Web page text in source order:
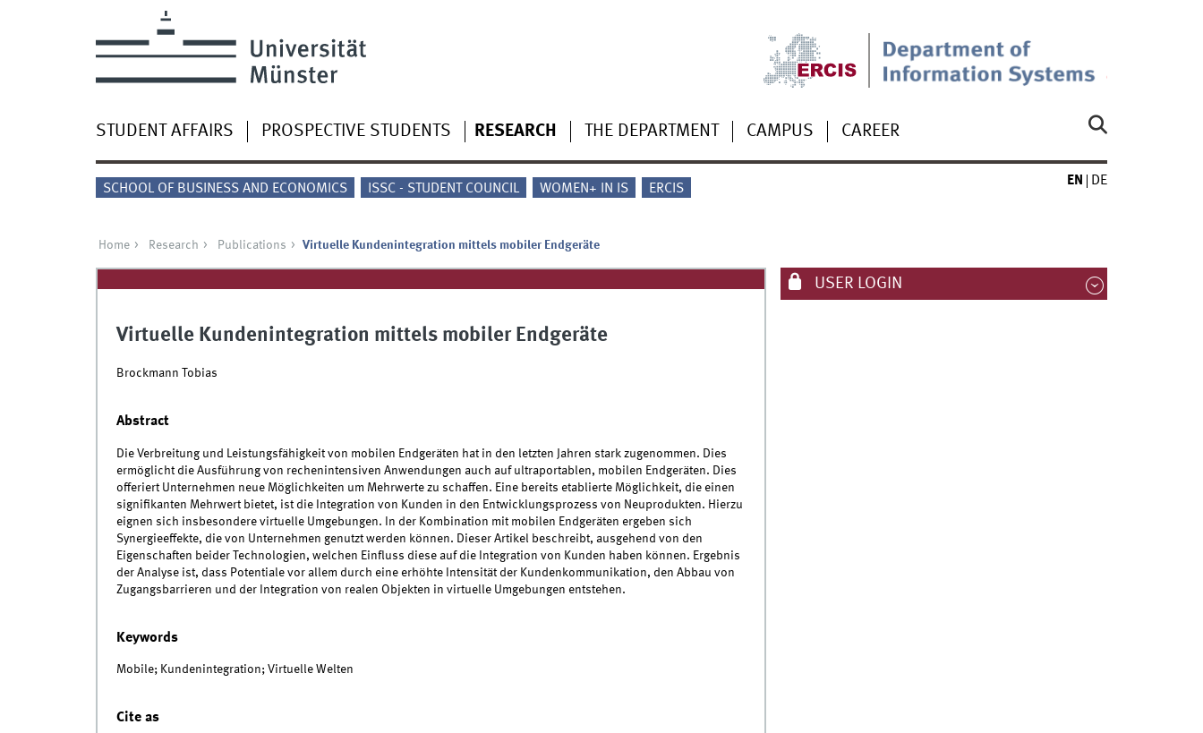
STUDENT AFFAIRS PROSPECTIVE STUDENTS RESEARCH THE DEPARTMENT CAMPUS CAREER
SCHOOL OF BUSINESS AND ECONOMICS ISSC - STUDENT COUNCIL WOMEN+ IN IS ERCIS
EN DE
Home Research Publications Virtuelle Kundenintegration mittels mobiler Endgeräte
Virtuelle Kundenintegration mittels mobiler Endgeräte
Brockmann Tobias
Abstract
Die Verbreitung und Leistungsfähigkeit von mobilen Endgeräten hat in den letzten Jahren stark zugenommen. Dies
ermöglicht die Ausführung von rechenintensiven Anwendungen auch auf ultraportablen, mobilen Endgeräten. Dies
offeriert Unternehmen neue Möglichkeiten um Mehrwerte zu schaffen. Eine bereits etablierte Möglichkeit, die einen
signifikanten Mehrwert bietet, ist die Integration von Kunden in den Entwicklungsprozess von Neuprodukten. Hierzu
eignen sich insbesondere virtuelle Umgebungen. In der Kombination mit mobilen Endgeräten ergeben sich
Synergieeffekte, die von Unternehmen genutzt werden können. Dieser Artikel beschreibt, ausgehend von den
Eigenschaften beider Technologien, welchen Einfluss diese auf die Integration von Kunden haben können. Ergebnis
der Analyse ist, dass Potentiale vor allem durch eine erhöhte Intensität der Kundenkommunikation, den Abbau von
Zugangsbarrieren und der Integration von realen Objekten in virtuelle Umgebungen entstehen.
Keywords
Mobile; Kundenintegration; Virtuelle Welten
Cite as
USER LOGIN